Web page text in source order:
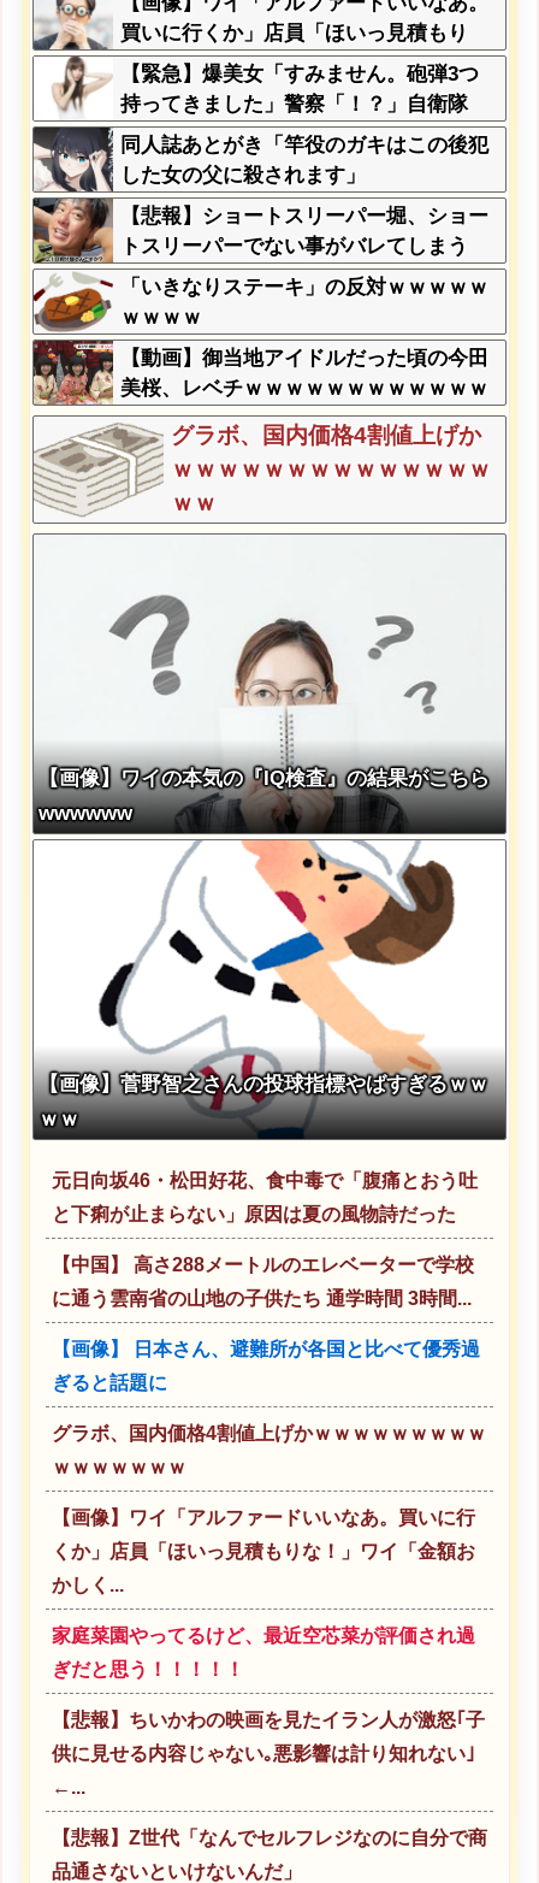
なんておらんよな？よな？w w w w w w
w w w w w
買いに行くか」店員「ほいっ見積もり
な！」ワイ「金額おかしくね？」←お前
らもそう思うよな？？？？？
【緊急】爆美女「すみません。砲弾3つ
持ってきました」警察「！？」自衛隊
「！？」→結果w w w w w w w w
同人誌あとがき「竿役のガキはこの後犯
した女の父に殺されます」
【悲報】ショートスリーパー堀、ショー
トスリーパーでない事がバレてしまう
「いきなりステーキ」の反対ｗｗｗｗｗ
ｗｗｗｗ
【動画】御当地アイドルだった頃の今田
美桜、レベチｗｗｗｗｗｗｗｗｗｗｗｗ
ｗｗｗｗｗｗ
グラボ、国内価格4割値上げか
ｗｗｗｗｗｗｗｗｗｗｗｗｗｗ
ｗｗ
【画像】ワイの本気の『IQ検査』の結果がこちら
wwwwww
【画像】菅野智之さんの投球指標やばすぎるｗｗ
ｗｗ
元日向坂46・松田好花、食中毒で「腹痛とおう吐
と下痢が止まらない」原因は夏の風物詩だった
【中国】 高さ288メートルのエレベーターで学校
に通う雲南省の山地の子供たち 通学時間 3時間...
【画像】 日本さん、避難所が各国と比べて優秀過
ぎると話題に
グラボ、国内価格4割値上げかｗｗｗｗｗｗｗｗｗ
ｗｗｗｗｗｗｗ
【画像】ワイ「アルファードいいなあ。買いに行
くか」店員「ほいっ見積もりな！」ワイ「金額お
かしく...
家庭菜園やってるけど、最近空芯菜が評価され過
ぎだと思う！！！！！
【悲報】ちいかわの映画を見たイラン人が激怒｢子
供に見せる内容じゃない｡悪影響は計り知れない｣
←...
【悲報】Z世代「なんでセルフレジなのに自分で商
品通さないといけないんだ」